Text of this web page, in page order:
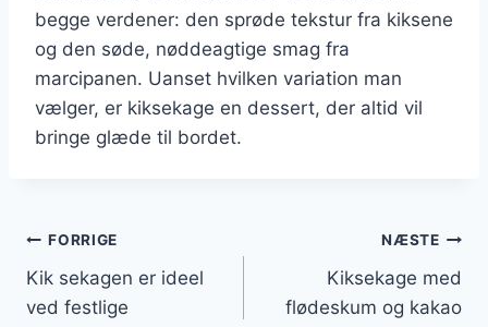
begge verdener: den sprøde tekstur fra kiksene
og den søde, nøddeagtige smag fra
marcipanen. Uanset hvilken variation man
vælger, er kiksekage en dessert, der altid vil
bringe glæde til bordet.
Indlægsnavigation
FORRIGE
Kik sekagen er ideel
ved festlige
NÆSTE
Kiksekage med
flødeskum og kakao